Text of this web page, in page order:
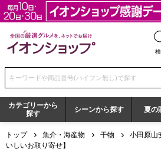
全国の厳選グルメを、ネットでお届
検索キーワードまたは商品番号を入力してくだ
カテゴリーから
探す
シーンから探す 夏の
トップ 魚介・海産物 干物
小田原山
いしいお取り寄せ】